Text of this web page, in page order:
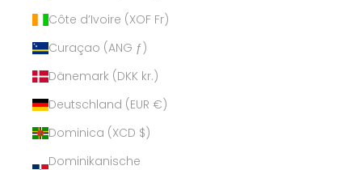
Côte d’Ivoire (XOF Fr)
Curaçao (ANG ƒ)
Dänemark (DKK kr.)
Deutschland (EUR €)
Dominica (XCD $)
Dominikanische